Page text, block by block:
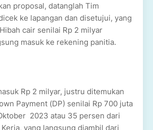
proposal, datanglah Tim
ke lapangan dan disetujui, yang
cair senilai Rp 2 milyar
masuk ke rekening panitia.
Rp 2 milyar, justru ditemukan
Payment (DP) senilai Rp 700 juta
2023 atau 35 persen dari
yang langsung diambil dari